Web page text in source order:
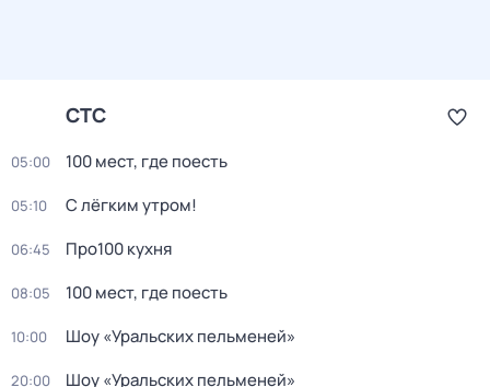
СТС
05:00 100 мест, где поесть
05:10 С лёгким утром!
06:45 Про100 кухня
08:05 100 мест, где поесть
10:00 Шоу «Уральских пельменей»
20:00 Шоу «Уральских пельменей»